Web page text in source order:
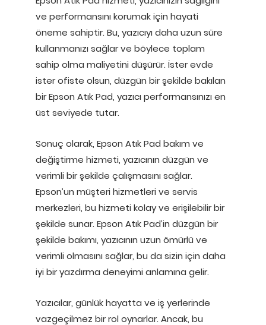
ve performansını korumak için hayati
öneme sahiptir. Bu, yazıcıyı daha uzun süre
kullanmanızı sağlar ve böylece toplam
sahip olma maliyetini düşürür. İster evde
ister ofiste olsun, düzgün bir şekilde bakılan
bir Epson Atık Pad, yazıcı performansınızı en
üst seviyede tutar.
Sonuç olarak, Epson Atık Pad bakım ve
değiştirme hizmeti, yazıcının düzgün ve
verimli bir şekilde çalışmasını sağlar.
Epson’un müşteri hizmetleri ve servis
merkezleri, bu hizmeti kolay ve erişilebilir bir
şekilde sunar. Epson Atık Pad’in düzgün bir
şekilde bakımı, yazıcının uzun ömürlü ve
verimli olmasını sağlar, bu da sizin için daha
iyi bir yazdırma deneyimi anlamına gelir.
Yazıcılar, günlük hayatta ve iş yerlerinde
vazgeçilmez bir rol oynarlar. Ancak, bu